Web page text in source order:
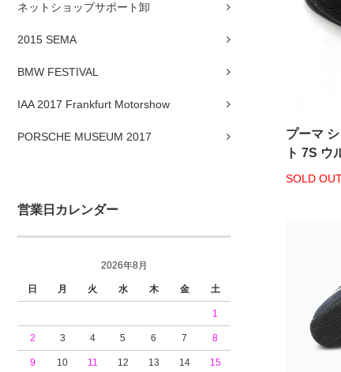
ネットショップサポート卸
2015 SEMA
BMW FESTIVAL
IAA 2017 Frankfurt Motorshow
PORSCHE MUSEUM 2017
営業日カレンダー
2026年8月
日 月 火 水 木 金 土
1
2 3 4 5 6 7 8
9 10 11 12 13 14 15
プーマ
ト 7S
SOLD